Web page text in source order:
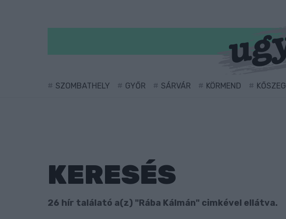
SZOMBATHELY GYŐR SÁRVÁR KÖRMEND KŐSZEG
KERESÉS
26 hír találató a(z) "Rába Kálmán" cimkével ellátva.